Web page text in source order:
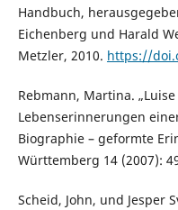
Handbuch,
Eichenberg und Harald
Metzler, 2010. https://
Rebmann, Martina.
Lebenserinnerungen
Biographie – geformte
Württemberg 14 (2007):
Scheid, John, und Jesper